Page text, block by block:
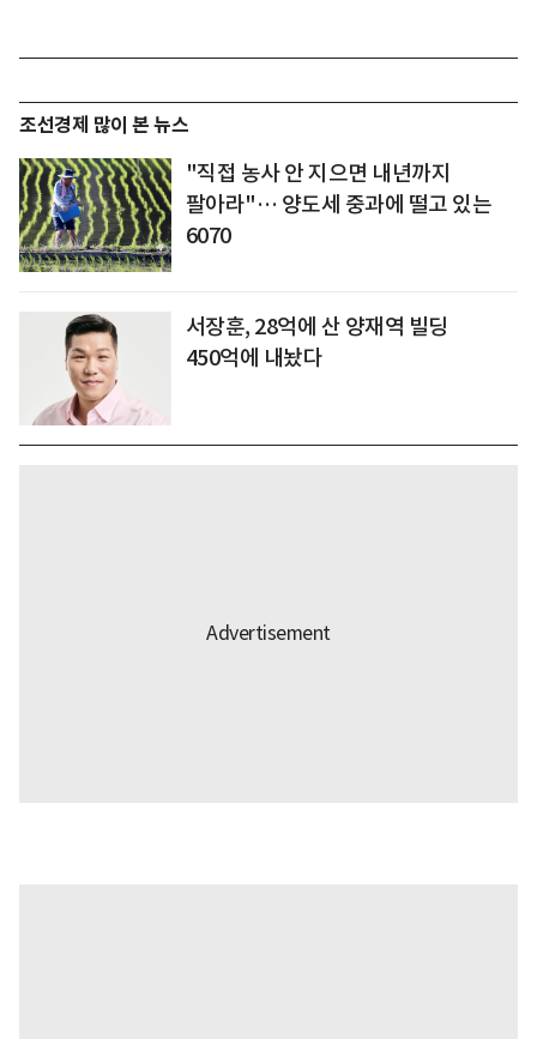
조선경제 많이 본 뉴스
"직접 농사 안 지으면 내년까지
팔아라"… 양도세 중과에 떨고 있는
6070
서장훈, 28억에 산 양재역 빌딩
450억에 내놨다